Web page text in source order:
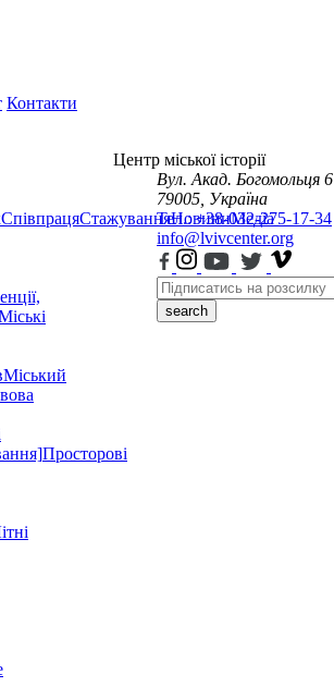
Контакти
СпівпрацяСтажуванняНовиниМедіа
Міський
Просторові
Центр міської історії
Вул. Акад. Богомольця 6
79005, Україна
Тел.: +38-032-275-17-34
info@lvivcenter.org
search